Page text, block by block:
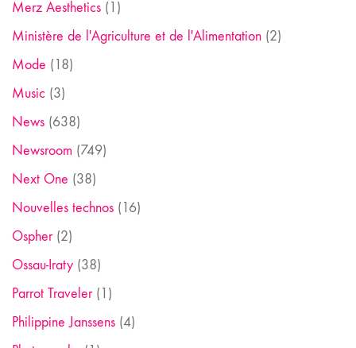
Merz Aesthetics (1)
Ministère de l'Agriculture et de l'Alimentation (2)
Mode (18)
Music (3)
News (638)
Newsroom (749)
Next One (38)
Nouvelles technos (16)
Ospher(2)
Ossau-Iraty (38)
Parrot Traveler(1)
Philippine Janssens (4)